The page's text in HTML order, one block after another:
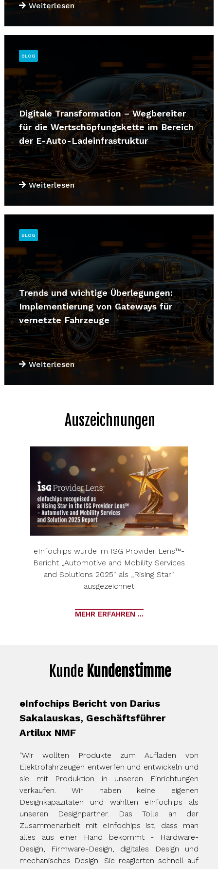
Weiterlesen
Digitale Transformation – Wegbereiter
für die Wertschöpfungskette im Bereich
der E-Auto-Ladeinfrastruktur
Weiterlesen
BLOG
Trends und wichtige Überlegungen:
Implementierung von Gateways für
vernetzte Fahrzeuge
Weiterlesen
BLOG
Auszeichnungen
eInfochips wurde im ISG Provider Lens™-
Bericht „Automotive and Mobility Services
and Solutions 2025“ als „Rising Star“
ausgezeichnet
MEHR ERFAHREN ...
Kunde Kundenstimme
eInfochips Bewertung von Tom
Christiansen, leitender Software-
Ingenieur, HED
"Wir haben ein erstes Projekt an eInfochips
vergeben, das sehr gut umgesetzt wurde.
Daraufhin haben wir unsere Partnerschaft immer
weiter ausgebaut und erhielten vom EIC-Team
stets wirklich gute Arbeit. Wir würden unsere
Partnerschaft gerne fortsetzen."